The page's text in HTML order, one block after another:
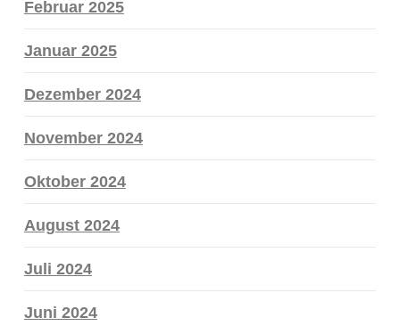
Februar 2025
Januar 2025
Dezember 2024
November 2024
Oktober 2024
August 2024
Juli 2024
Juni 2024